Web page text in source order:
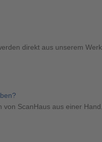
direkt aus unserem
ScanHaus aus einer